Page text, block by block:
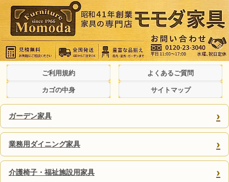
ご利用規約 よくあるご質問
カゴの中身 サイトマップ
ガーデン家具 ›
業務用ダイニング家具 ›
介護椅子・福祉施設用家具 ›